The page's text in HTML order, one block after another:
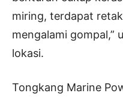
miring, terdapat
mengalami gompal,”
lokasi.
Tongkang Marine